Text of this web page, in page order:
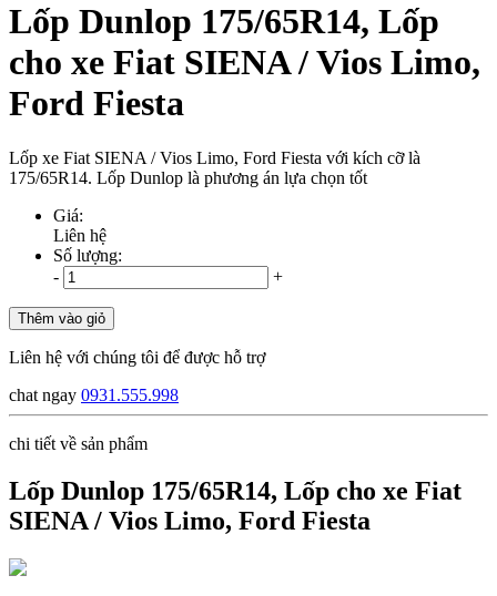
Lốp Dunlop 175/65R14, Lốp
cho xe Fiat SIENA / Vios Limo,
Ford Fiesta
Lốp xe Fiat SIENA / Vios Limo, Ford Fiesta với kích cỡ là
175/65R14. Lốp Dunlop là phương án lựa chọn tốt
Giá:
Liên hệ
Số lượng:
-
+
Thêm vào giỏ
Liên hệ với chúng tôi để được hỗ trợ
chat ngay 0931.555.998
chi tiết về sản phẩm
Lốp Dunlop 175/65R14, Lốp cho xe Fiat
SIENA / Vios Limo, Ford Fiesta